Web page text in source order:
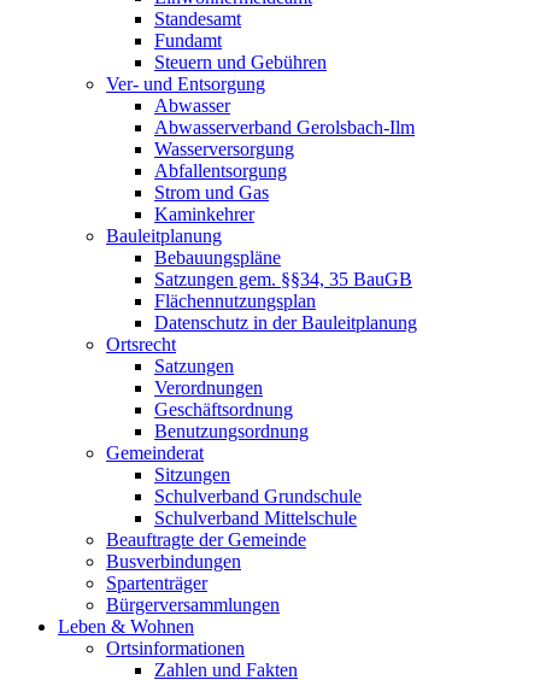
Standesamt
Fundamt
Steuern und Gebühren
Ver- und Entsorgung
Abwasser
Abwasserverband Gerolsbach-Ilm
Wasserversorgung
Abfallentsorgung
Strom und Gas
Kaminkehrer
Bauleitplanung
Bebauungspläne
Satzungen gem. §§34, 35 BauGB
Flächennutzungsplan
Datenschutz in der Bauleitplanung
Ortsrecht
Satzungen
Verordnungen
Geschäftsordnung
Benutzungsordnung
Gemeinderat
Sitzungen
Schulverband Grundschule
Schulverband Mittelschule
Beauftragte der Gemeinde
Busverbindungen
Spartenträger
Bürgerversammlungen
Leben & Wohnen
Ortsinformationen
Zahlen und Fakten